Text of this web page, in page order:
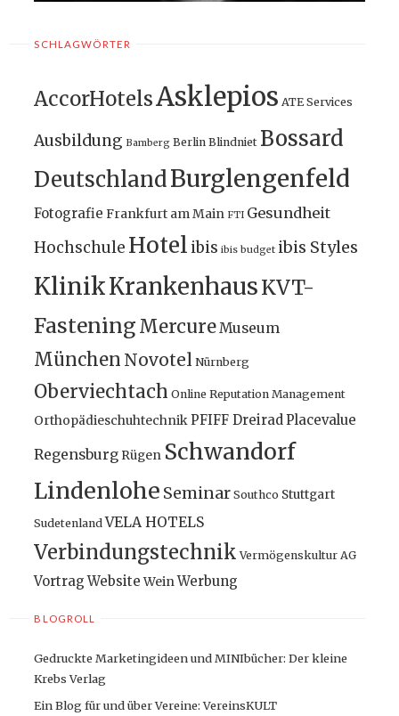
SCHLAGWÖRTER
AccorHotelsAsklepios ATE Services
Ausbildung Bamberg Berlin Blindniet Bossard
DeutschlandBurglengenfeld
Fotografie Frankfurt am Main FTI Gesundheit
Hochschule Hotel ibis ibis budget ibis Styles
KlinikKrankenhausKVT-
FasteningMercureMuseum
München Novotel Nürnberg
Oberviechtach Online Reputation Management
OrthopädieschuhtechnikPFIFF DreiradPlacevalue
Regensburg Rügen Schwandorf
Lindenlohe Seminar Southco Stuttgart
Sudetenland VELA HOTELS
Verbindungstechnik Vermögenskultur AG
Vortrag Website WeinWerbung
BLOGROLL
Gedruckte Marketingideen und MINIbücher: Der kleine
Krebs Verlag
Ein Blog für und über Vereine: VereinsKULT